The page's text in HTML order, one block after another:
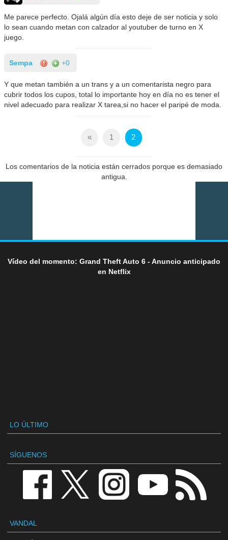
Me parece perfecto. Ojalá algún día esto deje de ser noticia y solo
lo sean cuando metan con calzador al youtuber de turno en X
juego.
Sempa +0
Y que metan también a un trans y a un comentarista negro para
cubrir todos los cupos, total lo importante hoy en día no es tener el
nivel adecuado para realizar X tarea,si no hacer el paripé de moda.
« 1 2
Los comentarios de la noticia están cerrados porque es demasiado
antigua.
Vídeo del momento: Grand Theft Auto 6 - Anuncio anticipado
en Netflix
LO ÚLTIMO
SÍGUENOS
VANDAL